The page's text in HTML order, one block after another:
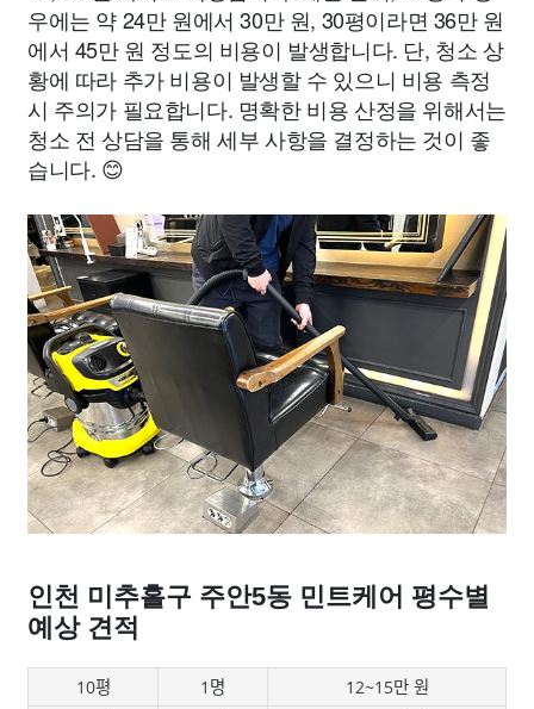
우에는 약 24만 원에서 30만 원, 30평이라면 36만 원
에서 45만 원 정도의 비용이 발생합니다. 단, 청소 상
황에 따라 추가 비용이 발생할 수 있으니 비용 측정
시 주의가 필요합니다. 명확한 비용 산정을 위해서는
청소 전 상담을 통해 세부 사항을 결정하는 것이 좋
습니다. 😊
인천 미추홀구 주안5동 민트케어 평수별
예상 견적
10평 1명
12~15만 원